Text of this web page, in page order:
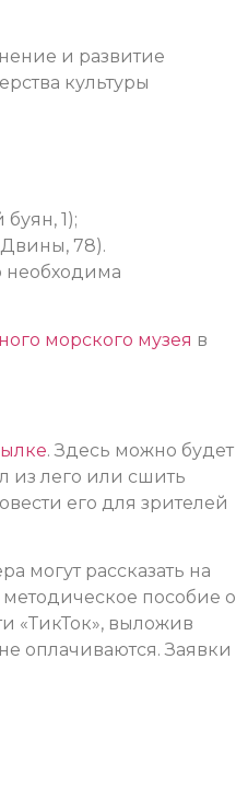
и развитие
культуры
1);
78).
необходима
морского музея в
. Здесь можно будет
из лего или сшить
его для зрителей
могут рассказать на
методическое пособие о
«ТикТок», выложив
оплачиваются. Заявки